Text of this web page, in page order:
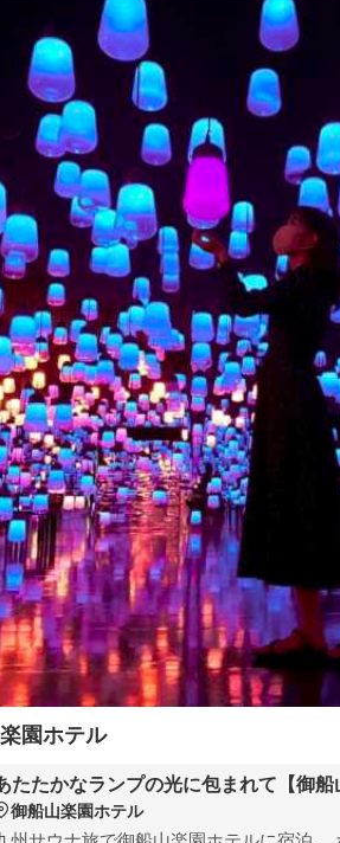
園ホテル
たたかなランプの光に包まれて【御
御船山楽園ホテル